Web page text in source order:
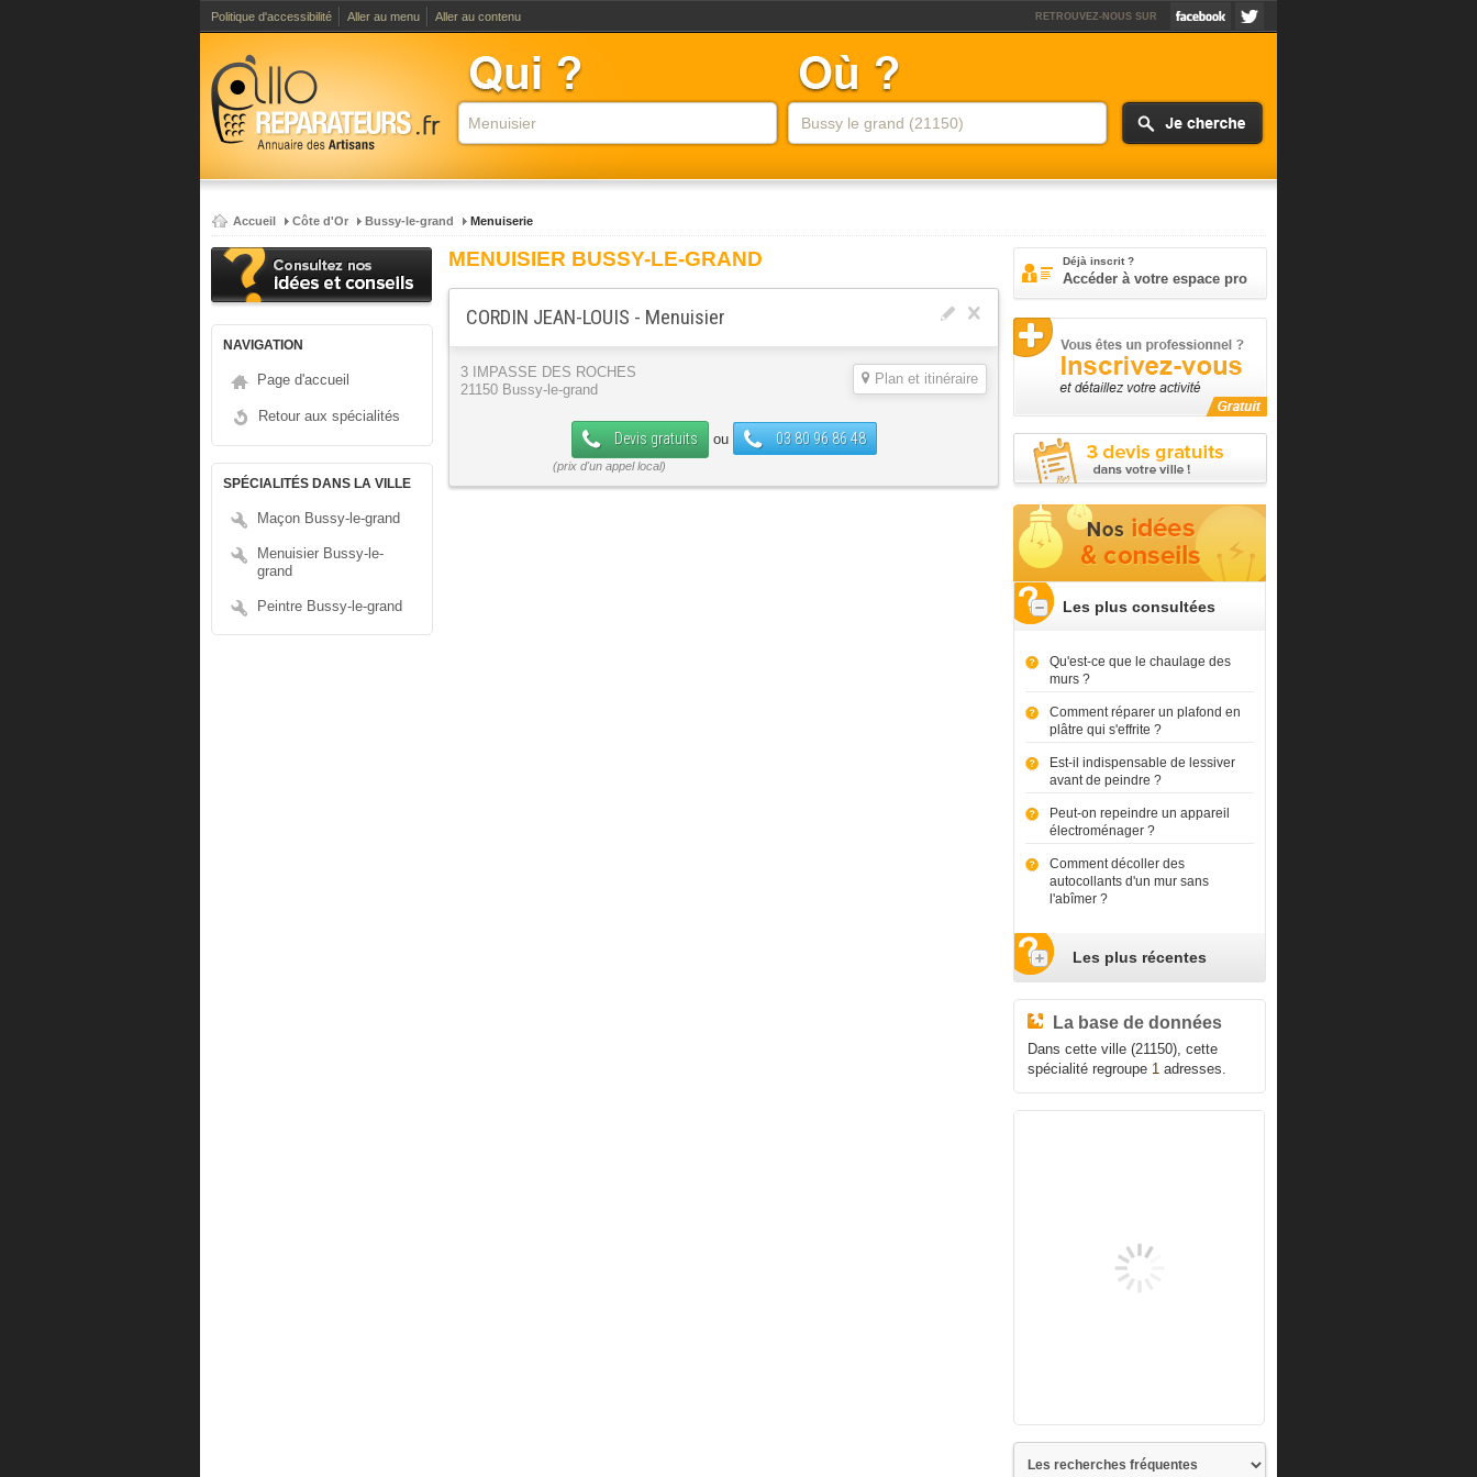
Politique d'accessibilité Aller au menu Aller au contenu RETROUVEZ-NOUS SUR
Accueil Côte d'Or Bussy-le-grand Menuiserie
NAVIGATION
Page d'accueil
Retour aux spécialités
SPÉCIALITÉS DANS LA VILLE
Maçon Bussy-le-grand
Menuisier Bussy-le-
grand
Peintre Bussy-le-grand
MENUISIER BUSSY-LE-GRAND
CORDIN JEAN-LOUIS - Menuisier
Plan et itinéraire
3 IMPASSE DES ROCHES
21150 Bussy-le-grand
Devis gratuits ou 03 80 96 86 48
Déjà inscrit ?
Accéder à votre espace pro
Les plus consultées
Qu'est-ce que le chaulage des
murs ?
Comment réparer un plafond en
plâtre qui s'effrite ?
Est-il indispensable de lessiver
avant de peindre ?
Peut-on repeindre un appareil
électroménager ?
Comment décoller des
autocollants d'un mur sans
l'abîmer ?
Les plus récentes
La base de données
Dans cette ville (21150), cette
spécialité regroupe 1adresses.